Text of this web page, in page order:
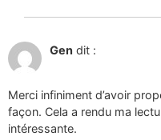
Gen dit :
Merci infiniment d’avoir
façon. Cela a rendu ma
intéressante.